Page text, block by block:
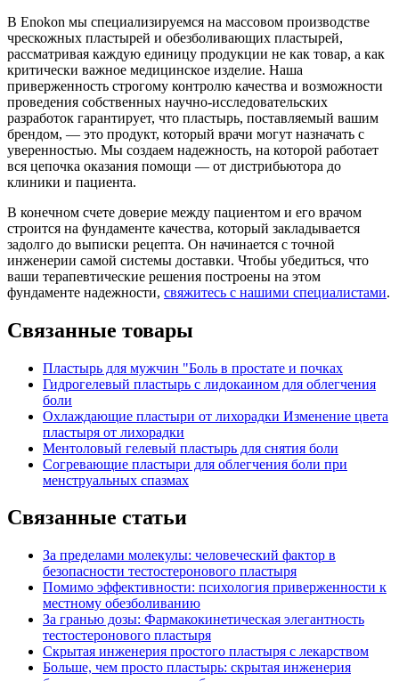
В Enokon мы специализируемся на массовом производстве
чрескожных пластырей и обезболивающих пластырей,
рассматривая каждую единицу продукции не как товар, а как
критически важное медицинское изделие. Наша
приверженность строгому контролю качества и возможности
проведения собственных научно-исследовательских
разработок гарантирует, что пластырь, поставляемый вашим
брендом, — это продукт, который врачи могут назначать с
уверенностью. Мы создаем надежность, на которой работает
вся цепочка оказания помощи — от дистрибьютора до
клиники и пациента.
В конечном счете доверие между пациентом и его врачом
строится на фундаменте качества, который закладывается
задолго до выписки рецепта. Он начинается с точной
инженерии самой системы доставки. Чтобы убедиться, что
ваши терапевтические решения построены на этом
фундаменте надежности, свяжитесь с нашими специалистами.
Связанные товары
Пластырь для мужчин "Боль в простате и почках
Гидрогелевый пластырь с лидокаином для облегчения
боли
Охлаждающие пластыри от лихорадки Изменение цвета
пластыря от лихорадки
Ментоловый гелевый пластырь для снятия боли
Согревающие пластыри для облегчения боли при
менструальных спазмах
Связанные статьи
За пределами молекулы: человеческий фактор в
безопасности тестостеронового пластыря
Помимо эффективности: психология приверженности к
местному обезболиванию
За гранью дозы: Фармакокинетическая элегантность
тестостеронового пластыря
Скрытая инженерия простого пластыря с лекарством
Больше, чем просто пластырь: скрытая инженерия